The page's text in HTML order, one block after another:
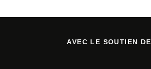
AVEC LE SOUTIEN DE